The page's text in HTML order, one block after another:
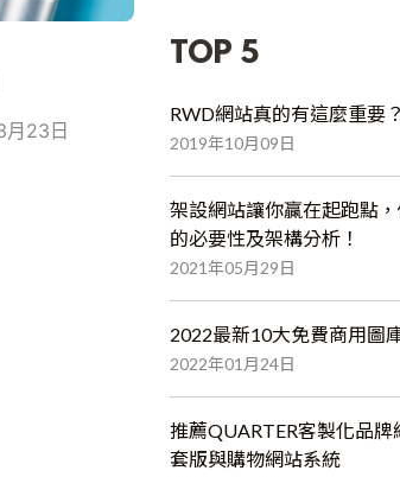
23日
TOP 5
RWD網站真的有這麼重要？
2019年10月09日
架設網站讓你贏在起跑點
的必要性及架構分析！
2021年05月29日
2022最新10大免費商用圖
2022年01月24日
推薦QUARTER客製化品牌
套版與購物網站系統